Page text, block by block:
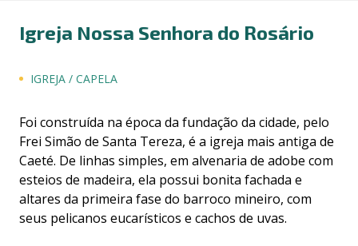
Igreja Nossa Senhora do Rosário
IGREJA / CAPELA
Foi construída na época da fundação da cidade, pelo
Frei Simão de Santa Tereza, é a igreja mais antiga de
Caeté. De linhas simples, em alvenaria de adobe com
esteios de madeira, ela possui bonita fachada e
altares da primeira fase do barroco mineiro, com
seus pelicanos eucarísticos e cachos de uvas.